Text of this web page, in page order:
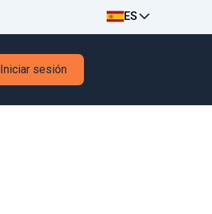
ES
Iniciar sesión